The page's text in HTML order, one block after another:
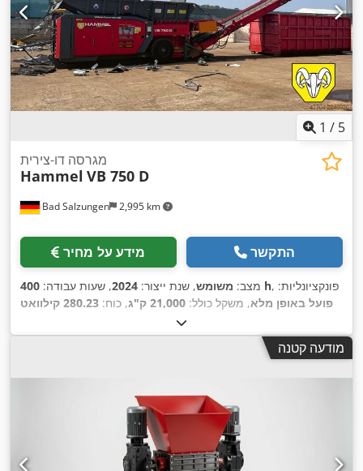
1 / 5
Bad Salzungen 2,995 km
מגרסה דו-צירית
Hammel VB 750 D
מידע על מחיר התקשר
מצב: משומש, שנת ייצור: 2024, שעות עבודה: 400 h , פונקציונליות:
פועל באופן מלא, משקל כולל: 21,000 ק"ג , כוח:
280.23 קילוואט
דיזל, צבע:
מנועים:CAT , דגם מנוע:CAT C9.3,
מודעה קטנה